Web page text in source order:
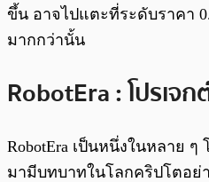
ขึ้น อาจไปแตะที่ระดับราคา
มากกว่านั้น
RobotEra : โปรเจ
RobotEra เป็นหนึ่งในหลาย ๆ
มามีบทบาทในโลกคริปโตอย่